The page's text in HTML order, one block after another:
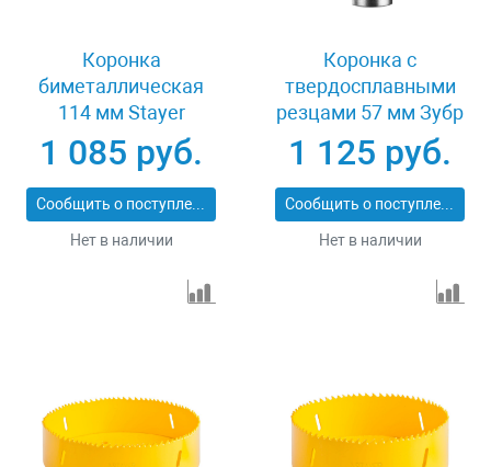
Коронка
биметаллическая
114 мм Stayer
PROFESSIONAL
29547-114
1 085 руб.
Сообщить о поступлении
Нет в наличии
Коронка с
твердосплавными
резцами 57 мм Зубр
ПРОФИ 29514-57
1 125 руб.
Сообщить о поступлении
Нет в наличии